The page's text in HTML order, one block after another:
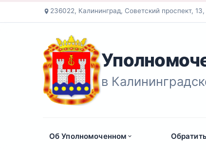
236022, Калининград, Советский проспект,
в
Об Уполномоченном